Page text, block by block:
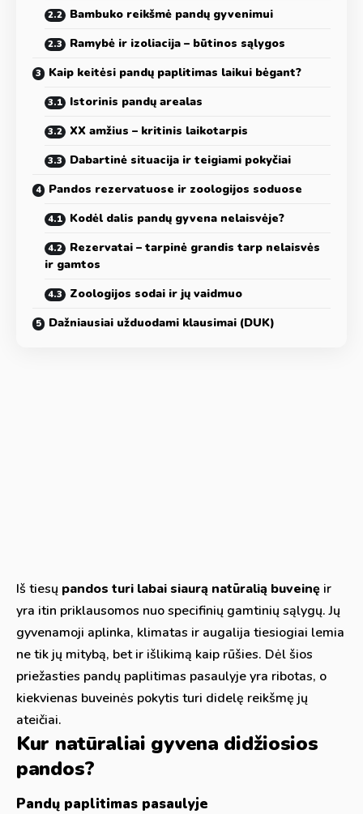
Bambuko reikšmė pandų gyvenimui
Ramybė ir izoliacija – būtinos sąlygos
Kaip keitėsi pandų paplitimas laikui bėgant?
Istorinis pandų arealas
XX amžius – kritinis laikotarpis
Dabartinė situacija ir teigiami pokyčiai
Pandos rezervatuose ir zoologijos soduose
Kodėl dalis pandų gyvena nelaisvėje?
Rezervatai – tarpinė grandis tarp nelaisvės
ir gamtos
Zoologijos sodai ir jų vaidmuo
Dažniausiai užduodami klausimai (DUK)
Iš tiesų pandos turi labai siaurą natūralią buveinę ir
yra itin priklausomos nuo specifinių gamtinių sąlygų. Jų
gyvenamoji aplinka, klimatas ir augalija tiesiogiai lemia
ne tik jų mitybą, bet ir išlikimą kaip rūšies. Dėl šios
priežasties pandų paplitimas pasaulyje yra ribotas, o
kiekvienas buveinės pokytis turi didelę reikšmę jų
ateičiai.
Kur natūraliai gyvena didžiosios
pandos?
Pandų paplitimas pasaulyje